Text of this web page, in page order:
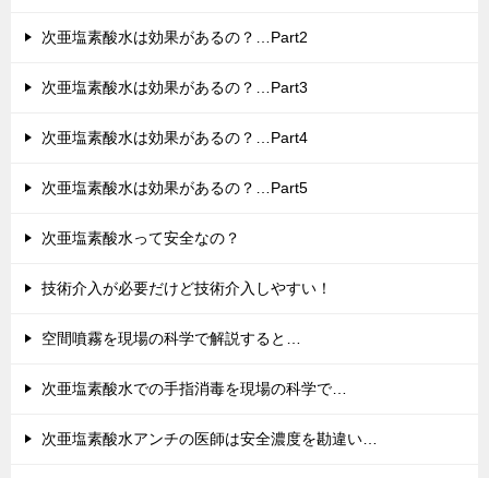
次亜塩素酸水は効果があるの？…Part2
次亜塩素酸水は効果があるの？…Part3
次亜塩素酸水は効果があるの？…Part4
次亜塩素酸水は効果があるの？…Part5
次亜塩素酸水って安全なの？
技術介入が必要だけど技術介入しやすい！
空間噴霧を現場の科学で解説すると…
次亜塩素酸水での手指消毒を現場の科学で…
次亜塩素酸水アンチの医師は安全濃度を勘違い…